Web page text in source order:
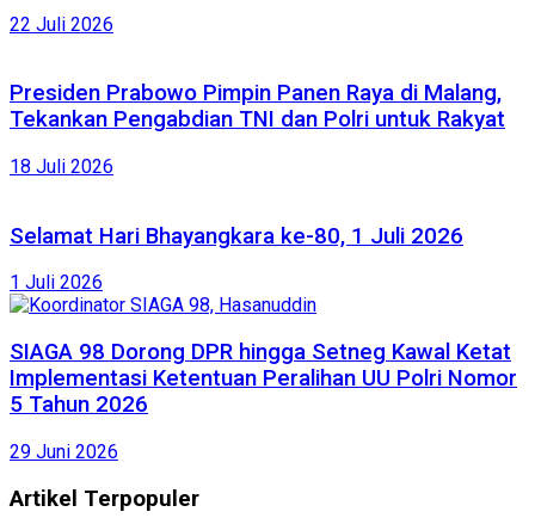
22 Juli 2026
Presiden Prabowo Pimpin Panen Raya di Malang,
Tekankan Pengabdian TNI dan Polri untuk Rakyat
18 Juli 2026
Selamat Hari Bhayangkara ke-80, 1 Juli 2026
1 Juli 2026
SIAGA 98 Dorong DPR hingga Setneg Kawal Ketat
Implementasi Ketentuan Peralihan UU Polri Nomor
5 Tahun 2026
29 Juni 2026
Artikel Terpopuler